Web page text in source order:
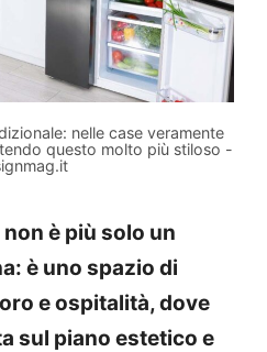
nelle case veramente
questo molto più stiloso -
è più solo un
è uno spazio di
e ospitalità, dove
sul piano estetico e